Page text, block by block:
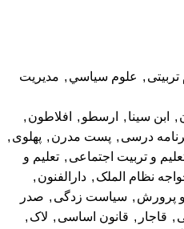
, علوم سياسي , مدیریت
, ابن سینا , ارسطو , افلاطون ,
درسی , پست مدرن , پهلوی ,
و تربیت اجتماعی , تعلیم و
نظام الملک , دارالفنون ,
و پرورش , سیاست زدگی , صدر
, قاجار , قانون اساسی , لاک ,